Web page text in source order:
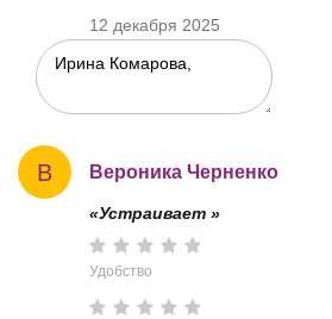
12 декабря 2025
В Вероника Черненко
«Устраивает »
Удобство